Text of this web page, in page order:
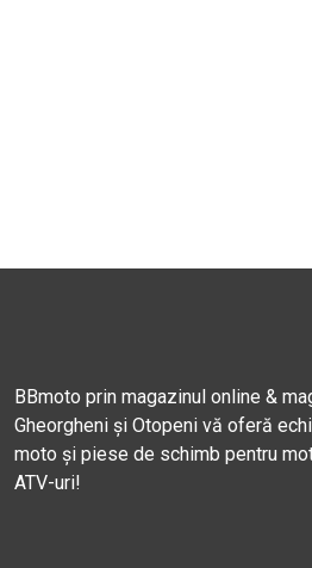
BBmoto prin magazinul online &
Gheorgheni și Otopeni vă oferă
moto și piese de schimb pentru
ATV-uri!